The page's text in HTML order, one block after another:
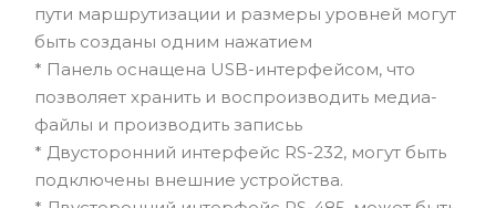
пути маршрутизации и размеры уровней могут
быть созданы одним нажатием
* Панель оснащена USB-интерфейсом, что
позволяет хранить и воспроизводить медиа-
файлы и производить записьь
* Двусторонний интерфейс RS-232, могут быть
подключены внешние устройства.